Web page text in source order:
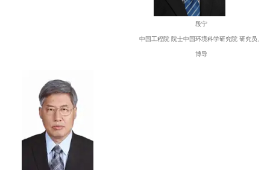
段宁
中国工程院 院士中国环境科学研究院 研究员、
博导